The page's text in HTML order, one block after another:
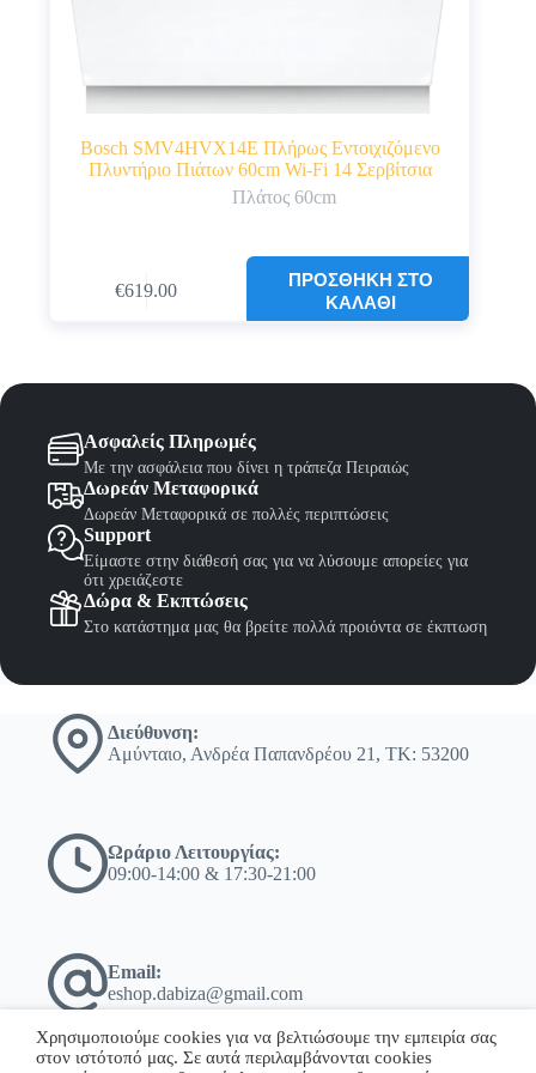
Bosch SMV4HVX14E Πλήρως Εντοιχιζόμενο
Πλυντήριο Πιάτων 60cm Wi-Fi 14 Σερβίτσια
Πλάτος 60cm
Original
€619.00
Η
€619.00.
ΠΡΟΣΘΉΚΗ ΣΤΟ
ΚΑΛΆΘΙ
Ασφαλείς Πληρωμές
Με την ασφάλεια που δίνει η τράπεζα Πειραιώς
Δωρεάν Μεταφορικά
Δωρεάν Μεταφορικά σε πολλές περιπτώσεις
Support
Είμαστε στην διάθεσή σας για να λύσουμε απορείες για
ότι χρειάζεστε
Δώρα & Εκπτώσεις
Στο κατάστημα μας θα βρείτε πολλά προιόντα σε έκπτωση
Διεύθυνση:
Αμύνταιο, Ανδρέα Παπανδρέου 21, ΤΚ: 53200
Ωράριο Λειτουργίας:
09:00-14:00 & 17:30-21:00
Email:
eshop.dabiza@gmail.com
Χρησιμοποιούμε cookies για να βελτιώσουμε την εμπειρία σας
στον ιστότοπό μας. Σε αυτά περιλαμβάνονται cookies